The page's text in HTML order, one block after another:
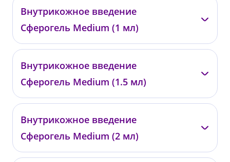
0481
от 11 400 ₽
Внутрикожное введение
Сферогель Medium (1 мл)
0482
от 22 100 ₽
Внутрикожное введение
Сферогель Medium (1.5 мл)
0483
от 32 400 ₽
Внутрикожное введение
Сферогель Medium (2 мл)